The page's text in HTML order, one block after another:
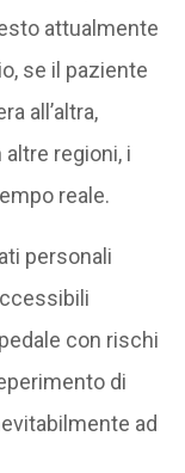
attualmente
se il paziente
all’altra,
regioni, i
reale.
personali
con rischi
di
ad